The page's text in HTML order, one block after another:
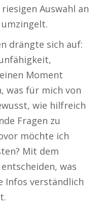
Auswahl an
drängte sich auf:
Moment
was für mich von
wie hilfreich
Fragen zu
möchte ich
Mit dem
was
Infos verständlich